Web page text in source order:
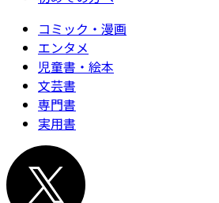
コミック・漫画
エンタメ
児童書・絵本
文芸書
専門書
実用書